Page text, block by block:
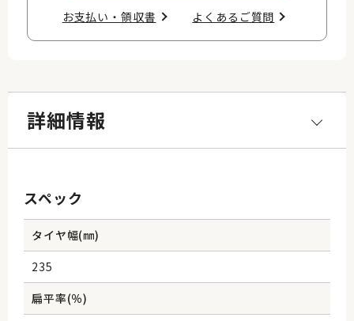
お支払い・領収書​ よくあるご質問​
詳細情報
スペック
タイヤ幅(㎜)
235
扁平率(％)